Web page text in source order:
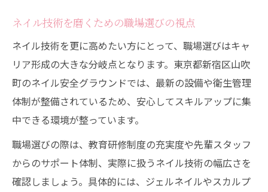
ネイル技術を磨くための職場選びの視点
ネイル技術を更に高めたい方にとって、職場選びはキャ
リア形成の大きな分岐点となります。東京都新宿区山吹
町のネイル安全グラウンドでは、最新の設備や衛生管理
体制が整備されているため、安心してスキルアップに集
中できる環境が整っています。
職場選びの際は、教育研修制度の充実度や先輩スタッフ
からのサポート体制、実際に扱うネイル技術の幅広さを
確認しましょう。具体的には、ジェルネイルやスカルプ